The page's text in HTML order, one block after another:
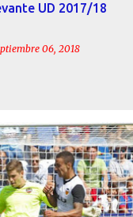
UD 2017/18
06, 2018
RAÚL FERNÁNDEZ